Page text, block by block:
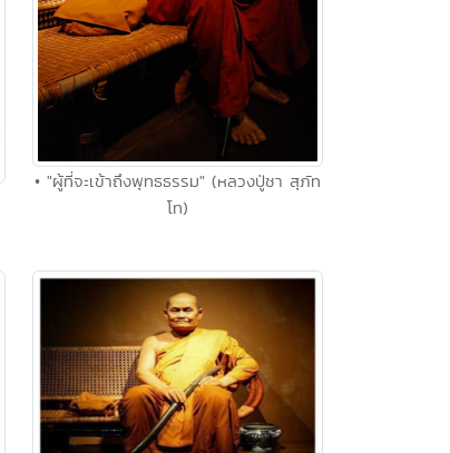
• "ผู้ที่จะเข้าถึงพุทธธรรม" (หลวงปู่ชา สุภัท
โท)